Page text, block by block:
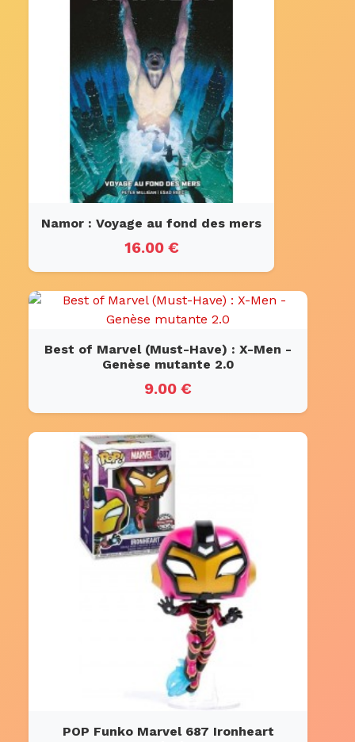
Namor : Voyage au fond des mers
16.00 €
Best of Marvel (Must-Have) : X-Men -
Genèse mutante 2.0
9.00 €
POP Funko Marvel 687 Ironheart